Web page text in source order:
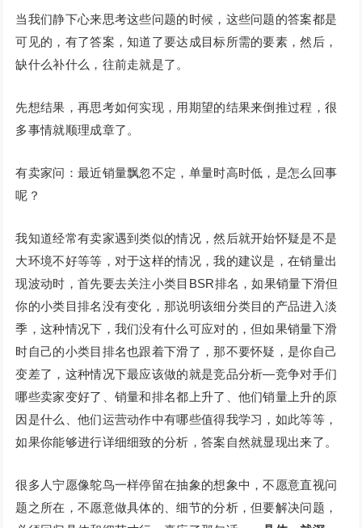
当我们静下心来思考这些问题的时候，这些问题的答案都是
可见的，有了答案，知道了要达成目标所需的要素，然后，
缺什么补什么，往前走就是了。
先想结果，再思考如何实现，用期望的结果来倒推过程，很
多事情就顺理成章了。
有卖家问：最近销量飘忽不定，单量时高时低，是怎么回事
呢？
我知道经常有卖家遇到类似的情况，然后就开始怀疑是不是
大环境不好等等，对于这样的情况，我的建议是，在销量出
现波动时，首先要去关注小类目BSR排名，如果销量下滑但
你的小类目排名没有变化，那说明该细分类目的产品进入淡
季，这种情况下，我们没有什么可应对的，但如果销量下滑
时自己的小类目排名也跟着下滑了，那不要怀疑，是你自己
变差了，这种情况下最应该做的就是竞品分析—竞争对手们
哪些卖家变好了、销量和排名都上升了、他们销量上升的原
因是什么、他们运营动作中有哪些值得我学习，如此等等，
如果你能够进行详细细致的分析，答案自然就显现出来了。
很多人宁愿像鸵鸟一样停留在抽象的想象中，不愿意直视问
题之所在，不愿意做具体的、细节的分析，但要解决问题，